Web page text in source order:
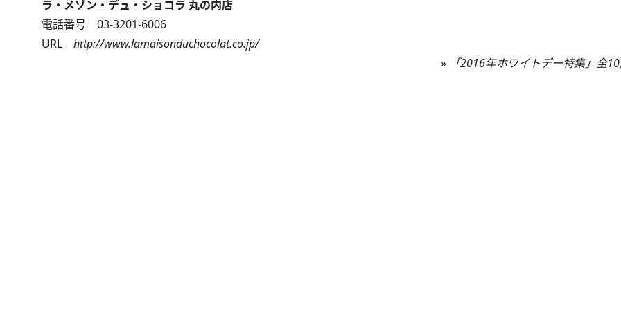
ラ・メゾン・デュ・ショコラ 丸の内店
電話番号 03-3201-6006
URL http://www.lamaisonduchocolat.co.jp/
»
「2016年ホワイトデー特集」全